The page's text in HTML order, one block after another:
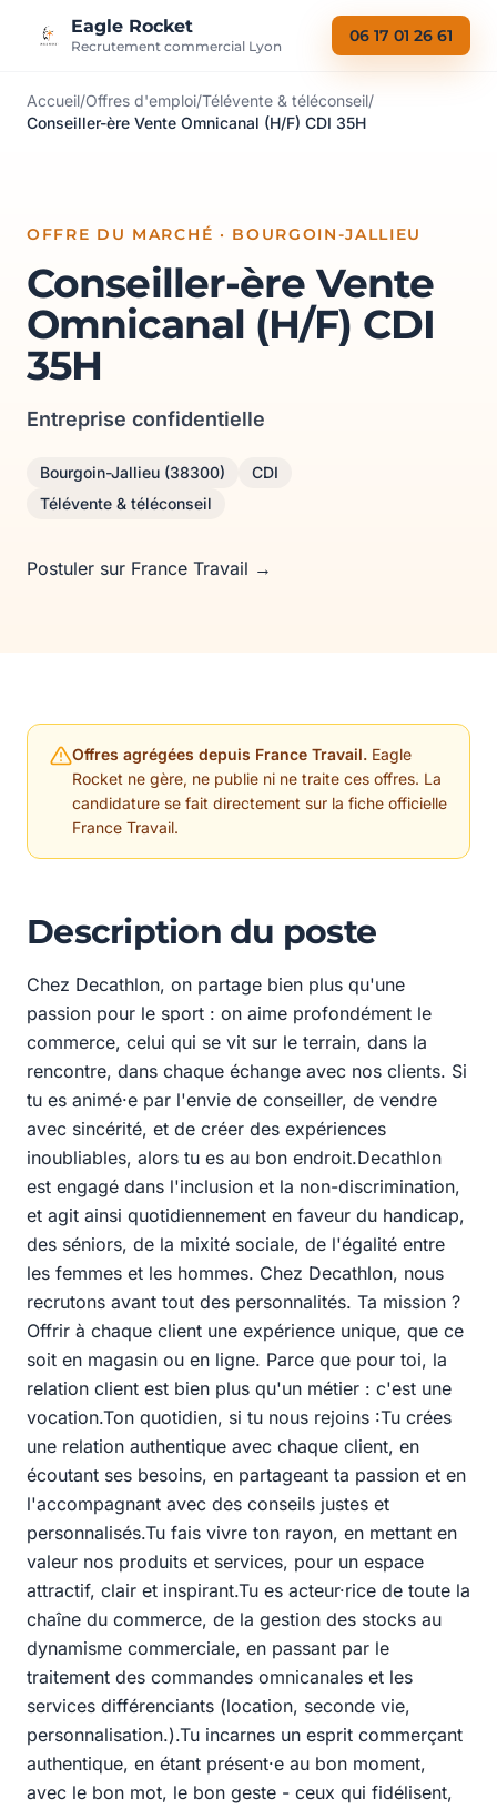
Eagle Rocket
Recrutement commercial Lyon
06 17 01 26 61
Accueil/Offres d'emploi/Télévente & téléconseil/
Conseiller-ère Vente Omnicanal (H/F) CDI 35H
OFFRE DU MARCHÉ · BOURGOIN-JALLIEU
Conseiller-ère Vente
Omnicanal (H/F) CDI
35H
Entreprise confidentielle
Bourgoin-Jallieu (38300)
CDI
Télévente & téléconseil
Postuler sur France Travail →
Offres agrégées depuis France Travail. Eagle
Rocket ne gère, ne publie ni ne traite ces offres. La
candidature se fait directement sur la fiche officielle
France Travail.
Description du poste
Chez Decathlon, on partage bien plus qu'une
passion pour le sport : on aime profondément le
commerce, celui qui se vit sur le terrain, dans la
rencontre, dans chaque échange avec nos clients. Si
tu es animé·e par l'envie de conseiller, de vendre
avec sincérité, et de créer des expériences
inoubliables, alors tu es au bon endroit.Decathlon
est engagé dans l'inclusion et la non-discrimination,
et agit ainsi quotidiennement en faveur du handicap,
des séniors, de la mixité sociale, de l'égalité entre
les femmes et les hommes. Chez Decathlon, nous
recrutons avant tout des personnalités. Ta mission ?
Offrir à chaque client une expérience unique, que ce
soit en magasin ou en ligne. Parce que pour toi, la
relation client est bien plus qu'un métier : c'est une
vocation.Ton quotidien, si tu nous rejoins :Tu crées
une relation authentique avec chaque client, en
écoutant ses besoins, en partageant ta passion et en
l'accompagnant avec des conseils justes et
personnalisés.Tu fais vivre ton rayon, en mettant en
valeur nos produits et services, pour un espace
attractif, clair et inspirant.Tu es acteur·rice de toute la
chaîne du commerce, de la gestion des stocks au
dynamisme commerciale, en passant par le
traitement des commandes omnicanales et les
services différenciants (location, seconde vie,
personnalisation.).Tu incarnes un esprit commerçant
authentique, en étant présent·e au bon moment,
avec le bon mot, le bon geste - ceux qui fidélisent,